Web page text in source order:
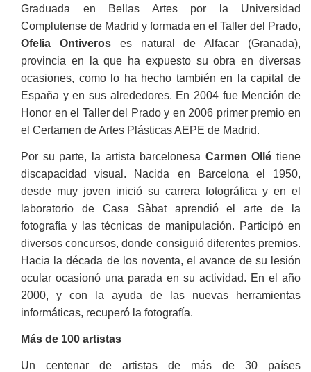
Graduada en Bellas Artes por la Universidad
Complutense de Madrid y formada en el Taller del Prado,
Ofelia Ontiveroses natural de Alfacar (Granada),
provincia en la que ha expuesto su obra en diversas
ocasiones, como lo ha hecho también en la capital de
España y en sus alrededores. En 2004 fue Mención de
Honor en el Taller del Prado y en 2006 primer premio en
el Certamen de Artes Plásticas AEPE de Madrid.
Por su parte, la artista barcelonesa Carmen Ollé tiene
discapacidad visual. Nacida en Barcelona el 1950,
desde muy joven inició su carrera fotográfica y en el
laboratorio de Casa Sàbat aprendió el arte de la
fotografía y las técnicas de manipulación. Participó en
diversos concursos, donde consiguió diferentes premios.
Hacia la década de los noventa, el avance de su lesión
ocular ocasionó una parada en su actividad. En el año
2000, y con la ayuda de las nuevas herramientas
informáticas, recuperó la fotografía.
Más de 100 artistas
Un centenar de artistas de más de 30 países